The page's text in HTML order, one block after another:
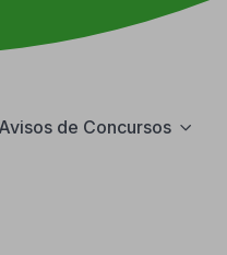
Avisos de Concursos